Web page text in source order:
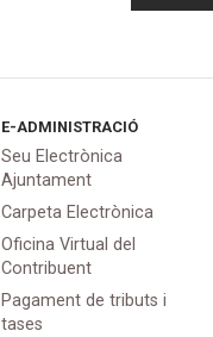
E-ADMINISTRACIÓ
Seu Electrònica
Ajuntament
Carpeta Electrònica
Oficina Virtual del
Contribuent
Pagament de tributs i
tases